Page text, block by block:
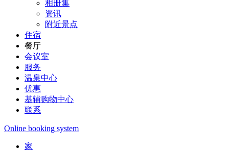
相册集
资讯
附近景点
住宿
餐厅
会议室
服务
温泉中心
优惠
基辅购物中心
联系
Online booking system
家